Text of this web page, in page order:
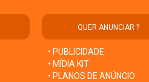
QUER ANUNCIAR ?
• PUBLICIDADE
• MÍDIA KIT
• PLANOS DE ANÚNCIO